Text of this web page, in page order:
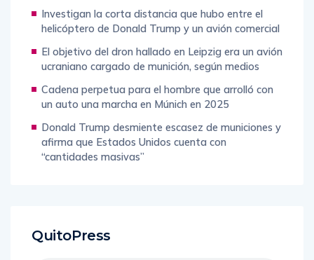
Investigan la corta distancia que hubo entre el
helicóptero de Donald Trump y un avión comercial
El objetivo del dron hallado en Leipzig era un avión
ucraniano cargado de munición, según medios
Cadena perpetua para el hombre que arrolló con
un auto una marcha en Múnich en 2025
Donald Trump desmiente escasez de municiones y
afirma que Estados Unidos cuenta con
“cantidades masivas”
QuitoPress